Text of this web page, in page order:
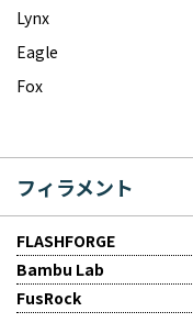
Lynx
Eagle
Fox
フィラメント
FLASHFORGE
Bambu Lab
FusRock